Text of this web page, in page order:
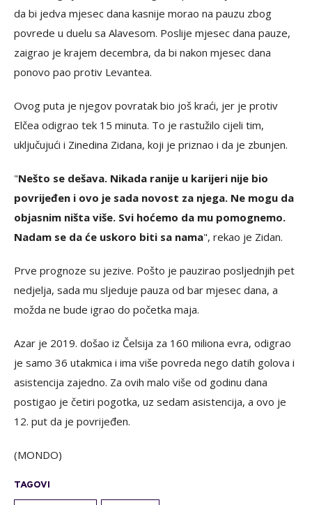
da bi jedva mjesec dana kasnije morao na pauzu zbog
povrede u duelu sa Alavesom. Poslije mjesec dana pauze,
zaigrao je krajem decembra, da bi nakon mjesec dana
ponovo pao protiv Levantea.
Ovog puta je njegov povratak bio još kraći, jer je protiv
Elčea odigrao tek 15 minuta. To je rastužilo cijeli tim,
uključujući i Zinedina Zidana, koji je priznao i da je zbunjen.
"Nešto se dešava. Nikada ranije u karijeri nije bio
povrijeđen i ovo je sada novost za njega. Ne mogu da
objasnim ništa više. Svi hoćemo da mu pomognemo.
Nadam se da će uskoro biti sa nama", rekao je Zidan.
Prve prognoze su jezive. Pošto je pauzirao posljednjih pet
nedjelja, sada mu sljeduje pauza od bar mjesec dana, a
možda ne bude igrao do početka maja.
Azar je 2019. došao iz Čelsija za 160 miliona evra, odigrao
je samo 36 utakmica i ima više povreda nego datih golova i
asistencija zajedno. Za ovih malo više od godinu dana
postigao je četiri pogotka, uz sedam asistencija, a ovo je
12. put da je povrijeđen.
(MONDO)
TAGOVI